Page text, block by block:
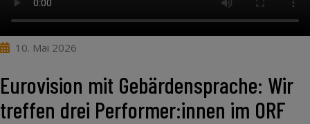
10. Mai 2026
Eurovision mit Gebärdensprache: Wir
treffen drei Performer:innen im ORF